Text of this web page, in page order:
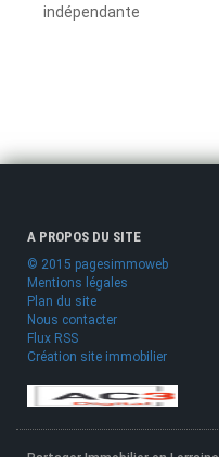
indépendante
A PROPOS DU SITE
© 2015 pagesimmoweb
Mentions légales
Plan du site
Nous contacter
Flux RSS
Création site immobilier